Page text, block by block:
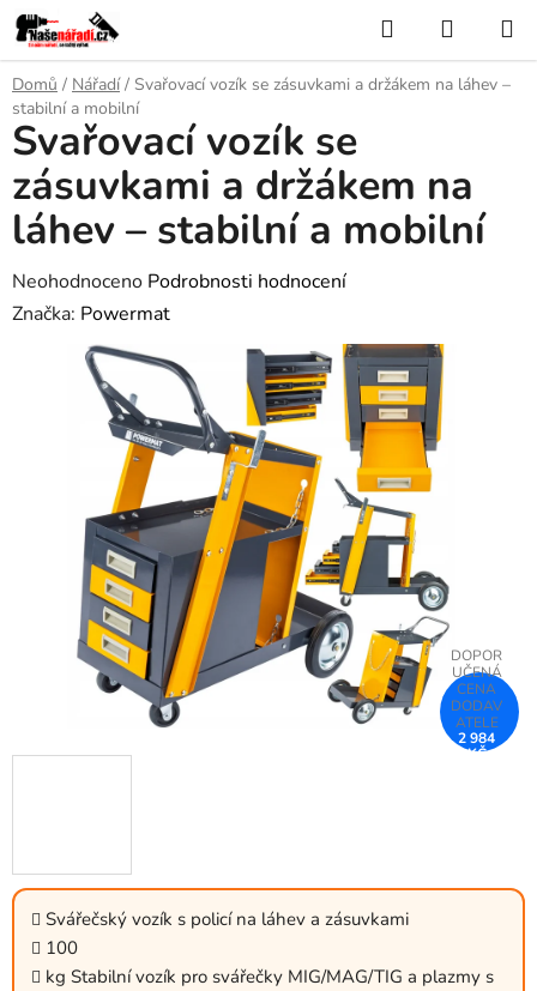
Přejít
na
obsah
Hledat
KOŠÍK
Domů / Nářadí / Svařovací vozík se zásuvkami a držákem na láhev –
stabilní a mobilní
Svářečský vozík s policí na láhev a zásuvkami
100
kg Stabilní vozík pro svářečky MIG/MAG/TIG a plazmy s
Svařovací vozík se
zásuvkami a držákem na
láhev – stabilní a mobilní
Průměrné
hodnocení
produktu
Neohodnoceno Podrobnosti hodnocení
Značka: Powermat
2 984
KČ